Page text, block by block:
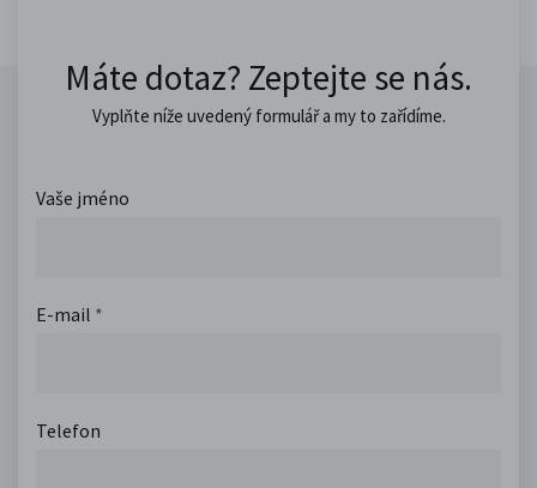
Máte dotaz? Zeptejte se nás.
Vyplňte níže uvedený formulář a my to zařídíme.
Vaše jméno
E-mail *
Telefon